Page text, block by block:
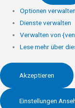
Optionen verwalten
Dienste verwalten
Verwalten von
Lese mehr über
Akzeptieren
Einstellungen